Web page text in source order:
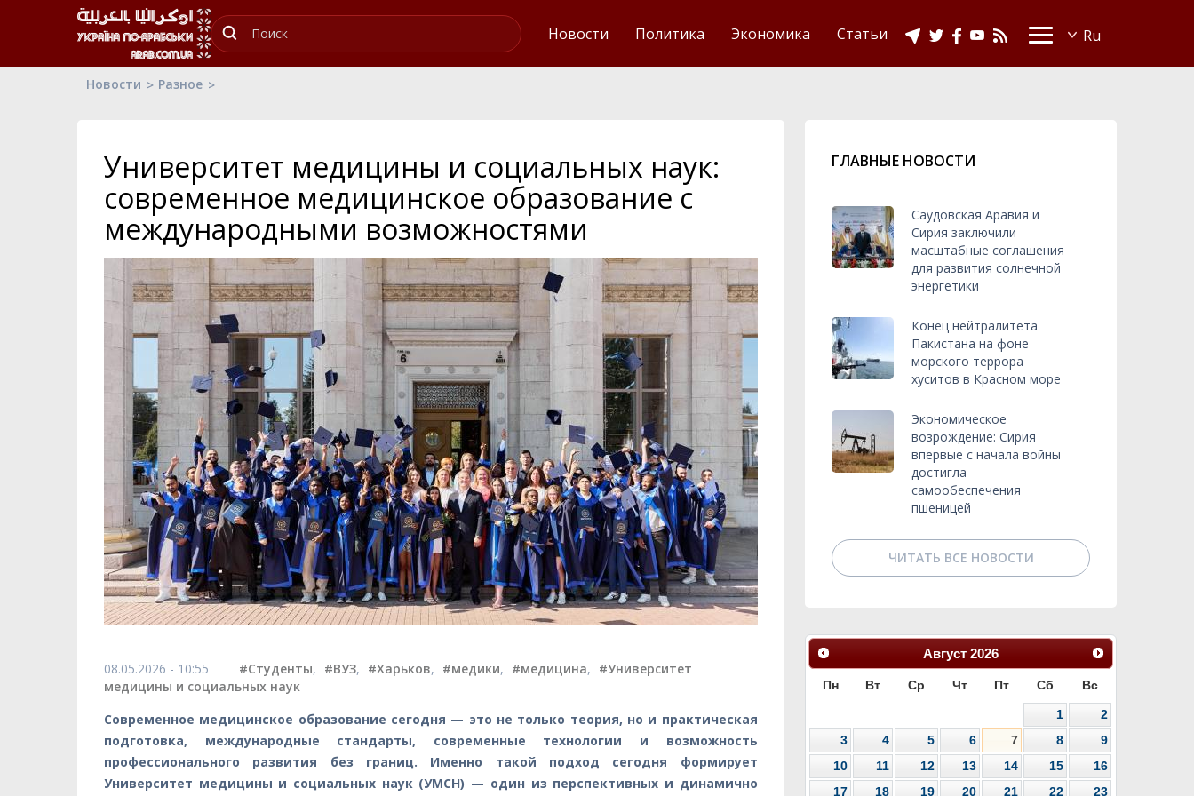
Новости Политика Экономика Статьи
Новости Разное
Университет медицины и социальных наук:
современное медицинское образование с
международными возможностями
08.05.2026 - 10:55 #Студенты, #ВУЗ, #Харьков, #медики, #медицина, #Университет
медицины и социальных наук
Современное медицинское образование сегодня — это не только теория, но и практическая
подготовка, международные стандарты, современные технологии и возможность
профессионального развития без границ. Именно такой подход сегодня формирует
Университет медицины и социальных наук (УМСН) — один из перспективных и динамично
ГЛАВНЫЕ НОВОСТИ
Саудовская Аравия и
Сирия заключили
масштабные соглашения
для развития солнечной
энергетики
Конец нейтралитета
Пакистана на фоне
морского террора
хуситов в Красном море
Экономическое
возрождение: Сирия
впервые с начала войны
достигла
самообеспечения
пшеницей
ЧИТАТЬ ВСЕ НОВОСТИ
Август 2026
Пн Вт Ср Чт Пт Сб Вс
1
2
3
4 5 6 7 8
9
10
11 12 13 14 15
16
17
18 19 20 21 22 23